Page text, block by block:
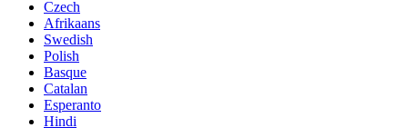
Czech
Afrikaans
Swedish
Polish
Basque
Catalan
Esperanto
Hindi